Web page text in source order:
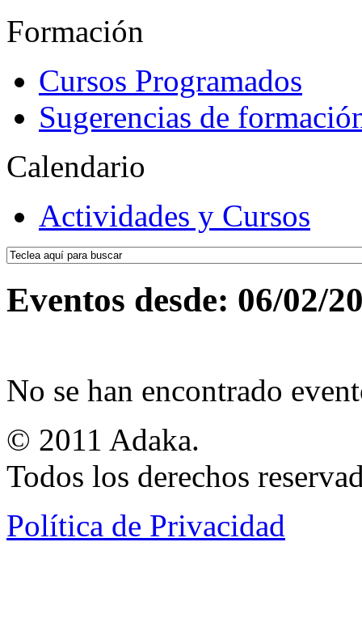
Formación
Cursos Programados
Sugerencias de
Calendario
Actividades y Cursos
Eventos desde: 06/02/
No se han encontrado
© 2011 Adaka.
Todos los derechos
Política de Privacidad